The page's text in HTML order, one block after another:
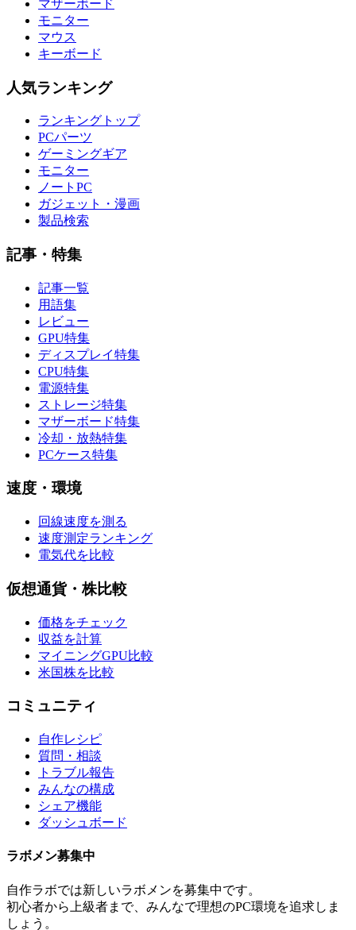
マザーボード
モニター
マウス
キーボード
人気ランキング
ランキングトップ
PCパーツ
ゲーミングギア
モニター
ノートPC
ガジェット・漫画
製品検索
記事・特集
記事一覧
用語集
レビュー
GPU特集
ディスプレイ特集
CPU特集
電源特集
ストレージ特集
マザーボード特集
冷却・放熱特集
PCケース特集
速度・環境
回線速度を測る
速度測定ランキング
電気代を比較
仮想通貨・株比較
価格をチェック
収益を計算
マイニングGPU比較
米国株を比較
コミュニティ
自作レシピ
質問・相談
トラブル報告
みんなの構成
シェア機能
ダッシュボード
ラボメン募集中
自作ラボでは新しいラボメンを募集中です。
初心者から上級者まで、みんなで理想のPC環境を追求しま
しょう。